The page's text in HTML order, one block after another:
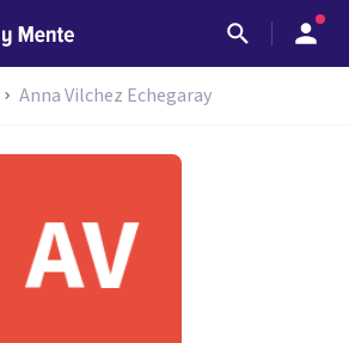
Anna Vilchez Echegaray